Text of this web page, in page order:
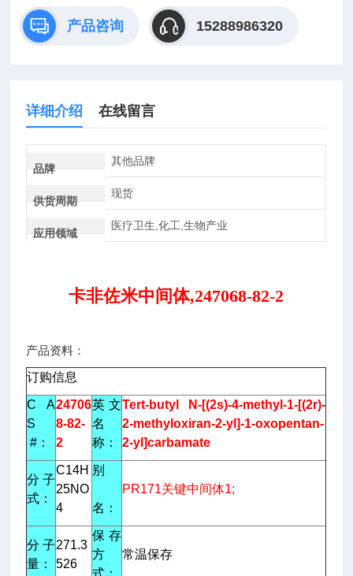
产品咨询 15288986320
详细介绍 在线留言
品牌
其他品牌
供货周期
现货
应用领域
医疗卫生,化工,生物产业
卡非佐米中间体,247068-82-2
产品资料：
订购信息
C A
S
#：
24706
8-82-
2
英 文
名
称：
Tert-butyl N-[(2s)-4-methyl-1-[(2r)-
2-methyloxiran-2-yl]-1-oxopentan-
2-yl]carbamate
分 子
式：
C14H
25NO
4
别
名：
PR171关键中间体1;
分 子
量：
271.3
526
保 存
方
式：
常温保存